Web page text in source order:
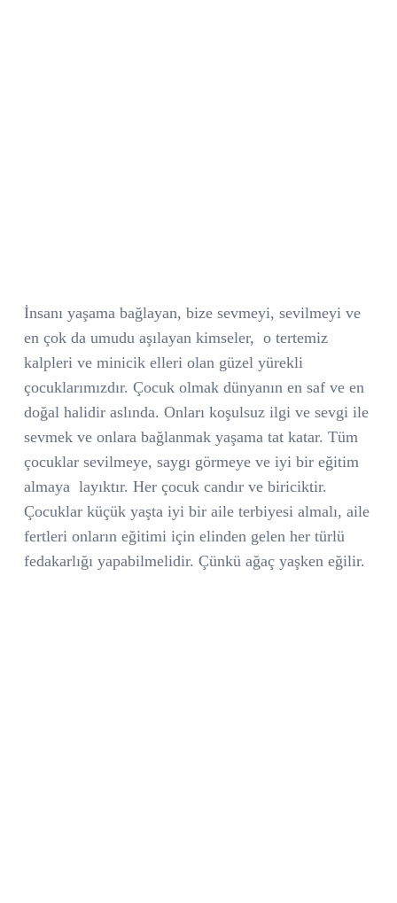
İnsanı yaşama bağlayan, bize sevmeyi, sevilmeyi ve
en çok da umudu aşılayan kimseler, o tertemiz
kalpleri ve minicik elleri olan güzel yürekli
çocuklarımızdır. Çocuk olmak dünyanın en saf ve en
doğal halidir aslında. Onları koşulsuz ilgi ve sevgi ile
sevmek ve onlara bağlanmak yaşama tat katar. Tüm
çocuklar sevilmeye, saygı görmeye ve iyi bir eğitim
almaya layıktır. Her çocuk candır ve biriciktir.
Çocuklar küçük yaşta iyi bir aile terbiyesi almalı, aile
fertleri onların eğitimi için elinden gelen her türlü
fedakarlığı yapabilmelidir. Çünkü ağaç yaşken eğilir.